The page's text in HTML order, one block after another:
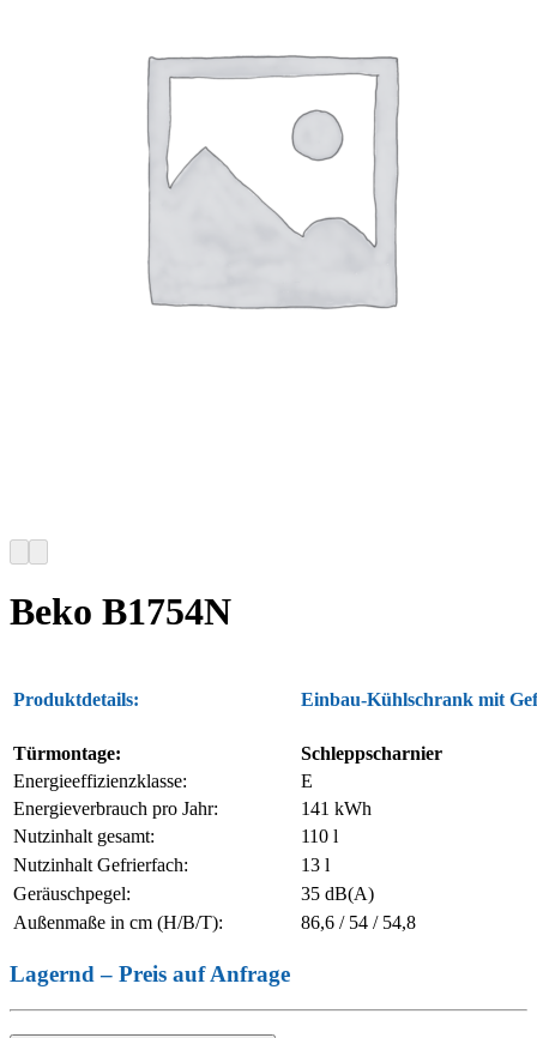
Beko B1754N
Produktdetails: Einbau-Kühlschrank mit
Türmontage:
Schleppscharnier
Energieeffizienzklasse:
E
Energieverbrauch pro Jahr:
141 kWh
Nutzinhalt gesamt:
110 l
Nutzinhalt Gefrierfach:
13 l
Geräuschpegel:
35 dB(A)
Außenmaße in cm (H/B/T):
86,6 / 54 / 54,8
Lagernd – Preis auf Anfrage